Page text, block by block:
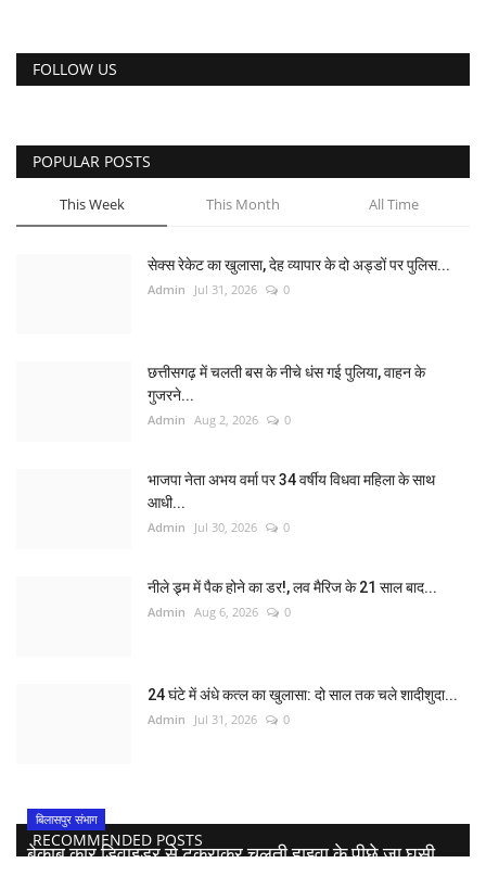
FOLLOW US
POPULAR POSTS
This Week This Month All Time
सेक्स रेकेट का खुलासा, देह व्यापार के दो अड्डों पर पुलिस...
Admin Jul 31, 2026 0
छत्तीसगढ़ में चलती बस के नीचे धंस गई पुलिया, वाहन के
गुजरने...
Admin Aug 2, 2026 0
भाजपा नेता अभय वर्मा पर 34 वर्षीय विधवा महिला के साथ
आधी...
Admin Jul 30, 2026 0
नीले ड्र्म में पैक होने का डर!, लव मैरिज के 21 साल बाद...
Admin Aug 6, 2026 0
24 घंटे में अंधे कत्ल का खुलासा: दो साल तक चले शादीशुदा...
Admin Jul 31, 2026 0
RECOMMENDED POSTS
बिलासपुर संभाग
बेकाबू कार डिवाइडर से टकराकर चलती हाइवा के पीछे जा घुसी,...